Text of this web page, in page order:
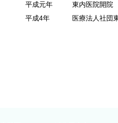
平成元年
東内医院開院
平成4年
医療法人社団